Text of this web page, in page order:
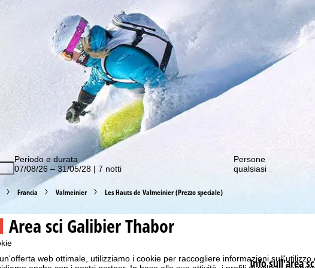
web ottimale, utilizziamo i cookie per raccogliere informazioni sull'utilizzo
scoprire le nostre offerte migliori!
Periodo e durata
07/08/26 – 31/05/28 | 7 notti
Persone
qualsiasi
e
Francia Valmeinier Les Hauts de Valmeinier (Prezzo speciale)
Area sci Galibier Thabor
Info sull'area